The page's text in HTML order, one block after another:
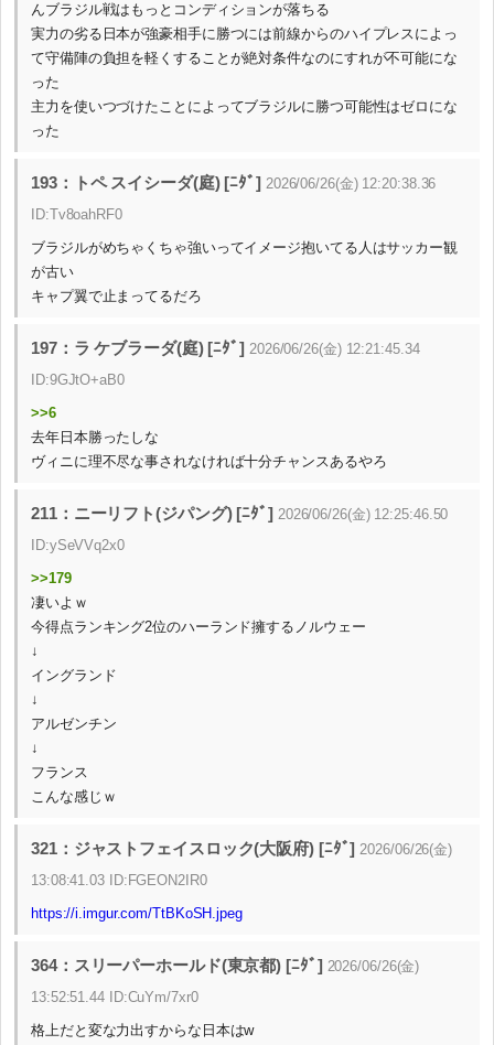
んブラジル戦はもっとコンディションが落ちる
実力の劣る日本が強豪相手に勝つには前線からのハイプレスによっ
て守備陣の負担を軽くすることが絶対条件なのにすれが不可能にな
った
主力を使いつづけたことによってブラジルに勝つ可能性はゼロにな
った
193：トペ スイシーダ(庭) [ﾆﾀﾞ] 2026/06/26(金) 12:20:38.36
ID:Tv8oahRF0
ブラジルがめちゃくちゃ強いってイメージ抱いてる人はサッカー観
が古い
キャプ翼で止まってるだろ
197：ラ ケブラーダ(庭) [ﾆﾀﾞ] 2026/06/26(金) 12:21:45.34
ID:9GJtO+aB0
>>6
去年日本勝ったしな
ヴィニに理不尽な事されなければ十分チャンスあるやろ
211：ニーリフト(ジパング) [ﾆﾀﾞ] 2026/06/26(金) 12:25:46.50
ID:ySeVVq2x0
>>179
凄いよｗ
今得点ランキング2位のハーランド擁するノルウェー
↓
イングランド
↓
アルゼンチン
↓
フランス
こんな感じｗ
321：ジャストフェイスロック(大阪府) [ﾆﾀﾞ] 2026/06/26(金)
13:08:41.03 ID:FGEON2IR0
https://i.imgur.com/TtBKoSH.jpeg
364：スリーパーホールド(東京都) [ﾆﾀﾞ] 2026/06/26(金)
13:52:51.44 ID:CuYm/7xr0
格上だと変な力出すからな日本はw